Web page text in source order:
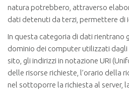
natura potrebbero, attraverso
dati detenuti da terzi, permettere di
In questa categoria di dati rientrano
dominio dei computer utilizzati
sito, gli indirizzi in notazione URI
delle risorse richieste, l’orario della
nel sottoporre la richiesta al server,